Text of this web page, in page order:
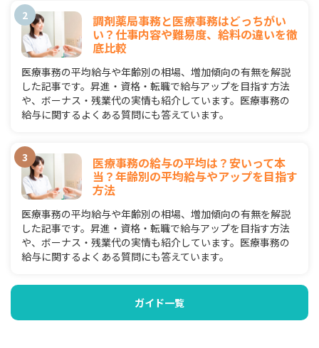
調剤薬局事務と医療事務はどっちがい
い？仕事内容や難易度、給料の違いを徹
底比較
医療事務の平均給与や年齢別の相場、増加傾向の有無を解説
した記事です。昇進・資格・転職で給与アップを目指す方法
や、ボーナス・残業代の実情も紹介しています。医療事務の
給与に関するよくある質問にも答えています。
医療事務の給与の平均は？安いって本
当？年齢別の平均給与やアップを目指す
方法
医療事務の平均給与や年齢別の相場、増加傾向の有無を解説
した記事です。昇進・資格・転職で給与アップを目指す方法
や、ボーナス・残業代の実情も紹介しています。医療事務の
給与に関するよくある質問にも答えています。
ガイド一覧